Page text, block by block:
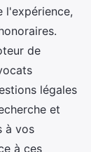
l'expérience,
de
légales
et
à vos
à ces